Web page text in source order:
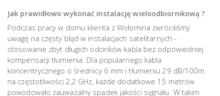
Jak prawidłowo wykonać instalację wieloodbiornikową ?
Podczas pracy w domu klienta z Wołomina zwróciliśmy
uwagę na częsty błąd w instalacjach satelitarnych -
stosowanie zbyt długich odcinków kabla bez odpowiedniej
kompensacji tłumienia. Dla popularnego kabla
koncentrycznego o średnicy 6 mm i tłumieniu 29 dB/100m
na częstotliwości 2,2 GHz, każde dodatkowe 15 metrów
powodowało zauważalny spadek jakości sygnału. W takim